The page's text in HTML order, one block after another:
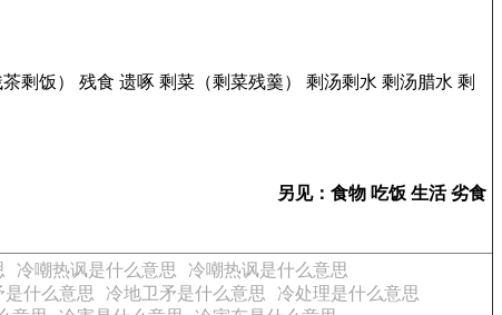
剩饭） 残食 遗啄 剩菜（剩菜残羹） 剩汤剩水 剩汤腊水 剩
另见：食物 吃饭 生活 劣食
冷嘲热讽是什么意思
冷嘲热讽是什么意思
是什么意思 冷地卫矛是什么意思
冷处理是什么意思